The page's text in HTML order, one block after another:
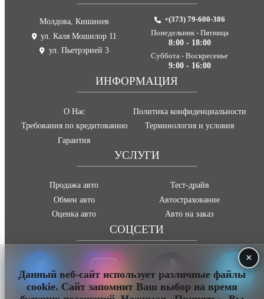
×
Данный веб-сайт использует различные файлы
cookie. Сайт запомнит Ваш выбор на время
УСЛУГИ
Продажа авто
Обмен авто
Оценка авто
Тест-драйв
Автострахование
Авто на заказ
ИНФОРМАЦИЯ
О Нас
Требования по кредитованию
Гарантия
Политика конфиденциальности
Терминология и условия
Молдова, Кишинев
ул. Каля Мошилор 11
ул. Пьетрэрией 3
+(373) 79-600-386
Понедельник - Пятница
8:00 - 18:00
Суббота - Воскресенье
9:00 - 16:00
СОЦСЕТИ